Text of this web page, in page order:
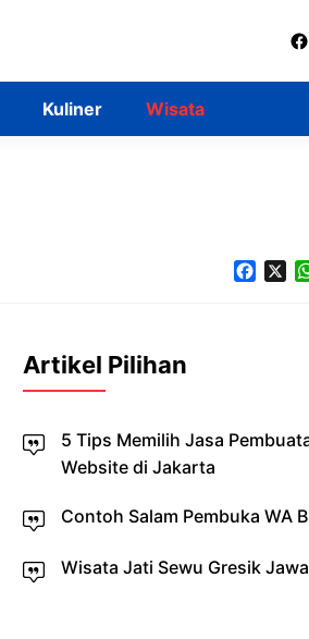
Kuliner Wisata
Artikel Pilihan
5 Tips Memilih Jasa
Website di Jakarta
Contoh Salam Pembuka WA
Wisata Jati Sewu Gresik